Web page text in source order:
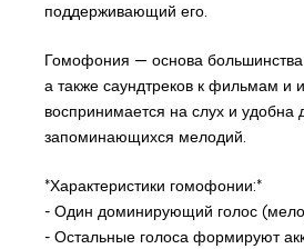
поддерживающий его.
Гомофония — основа
а также саундтреков к фильмам и
воспринимается на слух и удобна
запоминающихся мелодий.
*Характеристики гомофонии:*
- Один доминирующий голос
- Остальные голоса формируют